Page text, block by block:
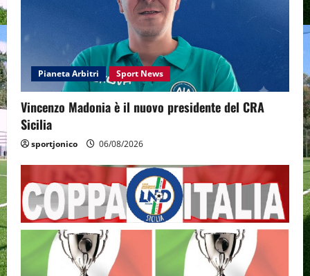
Pianeta Arbitri Sport News
Vincenzo Madonia è il nuovo presidente del CRA
Sicilia
sportjonico 06/08/2026